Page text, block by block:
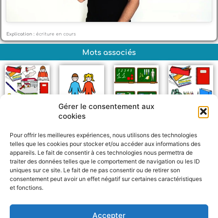
Gérer le consentement aux
cookies
Pour offrir les meilleures expériences, nous utilisons des technologies
telles que les cookies pour stocker et/ou accéder aux informations des
appareils. Le fait de consentir à ces technologies nous permettra de
traiter des données telles que le comportement de navigation ou les ID
uniques sur ce site. Le fait de ne pas consentir ou de retirer son
consentement peut avoir un effet négatif sur certaines caractéristiques
et fonctions.
Accepter
Explication : écriture en cours
Mots associés
Enfant Affaires scolaires
a
h
e
s
a